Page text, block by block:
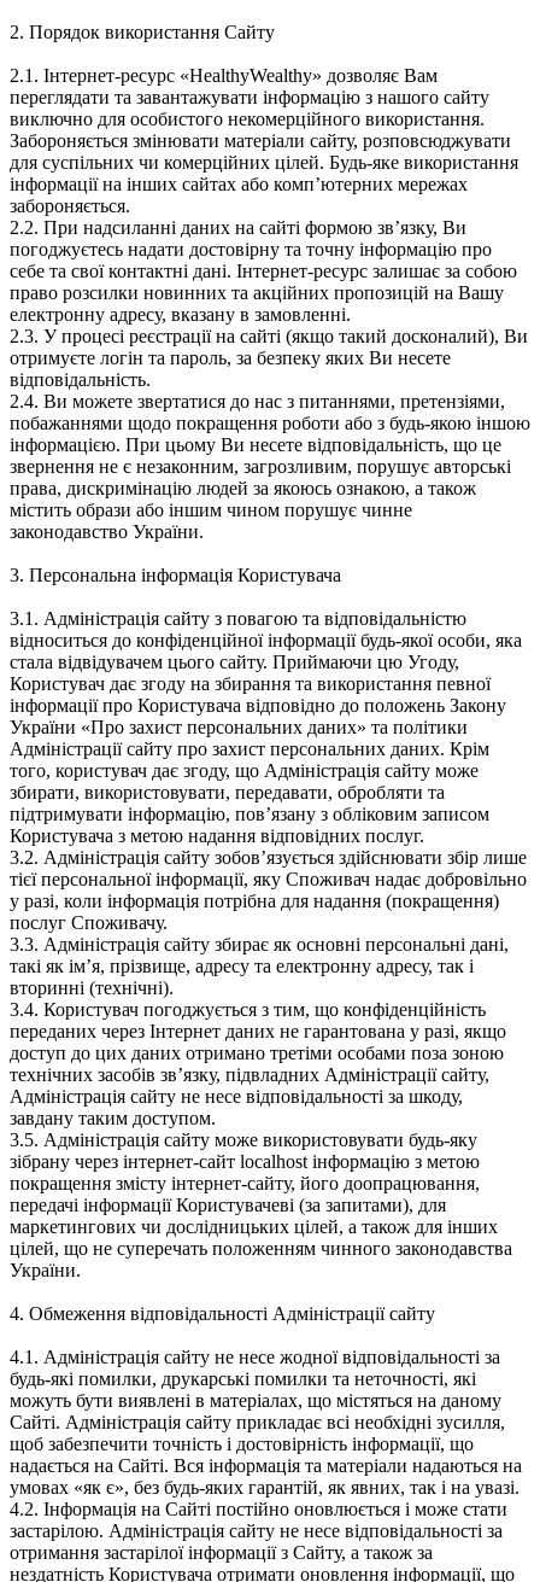
2. Порядок використання Сайту
2.1. Інтернет-ресурс «HealthyWealthy» дозволяє Вам
переглядати та завантажувати інформацію з нашого сайту
виключно для особистого некомерційного використання.
Забороняється змінювати матеріали сайту, розповсюджувати
для суспільних чи комерційних цілей. Будь-яке використання
інформації на інших сайтах або комп’ютерних мережах
забороняється.
2.2. При надсиланні даних на сайті формою зв’язку, Ви
погоджуєтесь надати достовірну та точну інформацію про
себе та свої контактні дані. Інтернет-ресурс залишає за собою
право розсилки новинних та акційних пропозицій на Вашу
електронну адресу, вказану в замовленні.
2.3. У процесі реєстрації на сайті (якщо такий досконалий), Ви
отримуєте логін та пароль, за безпеку яких Ви несете
відповідальність.
2.4. Ви можете звертатися до нас з питаннями, претензіями,
побажаннями щодо покращення роботи або з будь-якою іншою
інформацією. При цьому Ви несете відповідальність, що це
звернення не є незаконним, загрозливим, порушує авторські
права, дискримінацію людей за якоюсь ознакою, а також
містить образи або іншим чином порушує чинне
законодавство України.
3. Персональна інформація Користувача
3.1. Адміністрація сайту з повагою та відповідальністю
відноситься до конфіденційної інформації будь-якої особи, яка
стала відвідувачем цього сайту. Приймаючи цю Угоду,
Користувач дає згоду на збирання та використання певної
інформації про Користувача відповідно до положень Закону
України «Про захист персональних даних» та політики
Адміністрації сайту про захист персональних даних. Крім
того, користувач дає згоду, що Адміністрація сайту може
збирати, використовувати, передавати, обробляти та
підтримувати інформацію, пов’язану з обліковим записом
Користувача з метою надання відповідних послуг.
3.2. Адміністрація сайту зобов’язується здійснювати збір лише
тієї персональної інформації, яку Споживач надає добровільно
у разі, коли інформація потрібна для надання (покращення)
послуг Споживачу.
3.3. Адміністрація сайту збирає як основні персональні дані,
такі як ім’я, прізвище, адресу та електронну адресу, так і
вторинні (технічні).
3.4. Користувач погоджується з тим, що конфіденційність
переданих через Інтернет даних не гарантована у разі, якщо
доступ до цих даних отримано третіми особами поза зоною
технічних засобів зв’язку, підвладних Адміністрації сайту,
Адміністрація сайту не несе відповідальності за шкоду,
завдану таким доступом.
3.5. Адміністрація сайту може використовувати будь-яку
зібрану через інтернет-сайт localhost інформацію з метою
покращення змісту інтернет-сайту, його доопрацювання,
передачі інформації Користувачеві (за запитами), для
маркетингових чи дослідницьких цілей, а також для інших
цілей, що не суперечать положенням чинного законодавства
України.
4. Обмеження відповідальності Адміністрації сайту
4.1. Адміністрація сайту не несе жодної відповідальності за
будь-які помилки, друкарські помилки та неточності, які
можуть бути виявлені в матеріалах, що містяться на даному
Сайті. Адміністрація сайту прикладає всі необхідні зусилля,
щоб забезпечити точність і достовірність інформації, що
надається на Сайті. Вся інформація та матеріали надаються на
умовах «як є», без будь-яких гарантій, як явних, так і на увазі.
4.2. Інформація на Сайті постійно оновлюється і може стати
застарілою. Адміністрація сайту не несе відповідальності за
отримання застарілої інформації з Сайту, а також за
нездатність Користувача отримати оновлення інформації, що